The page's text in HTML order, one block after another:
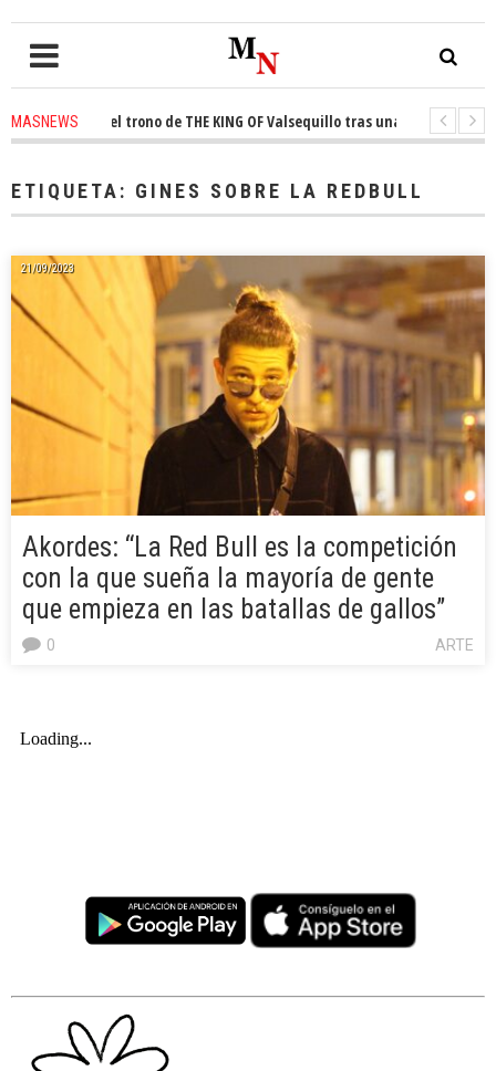
MASNEWSel trono de THE KING OF Valsequillo tras una jornada de
ETIQUETA: GINES SOBRE LA REDBULL
21/09/2023
Akordes: “La Red Bull es la competición
con la que sueña la mayoría de gente
que empieza en las batallas de gallos”
ARTE
0